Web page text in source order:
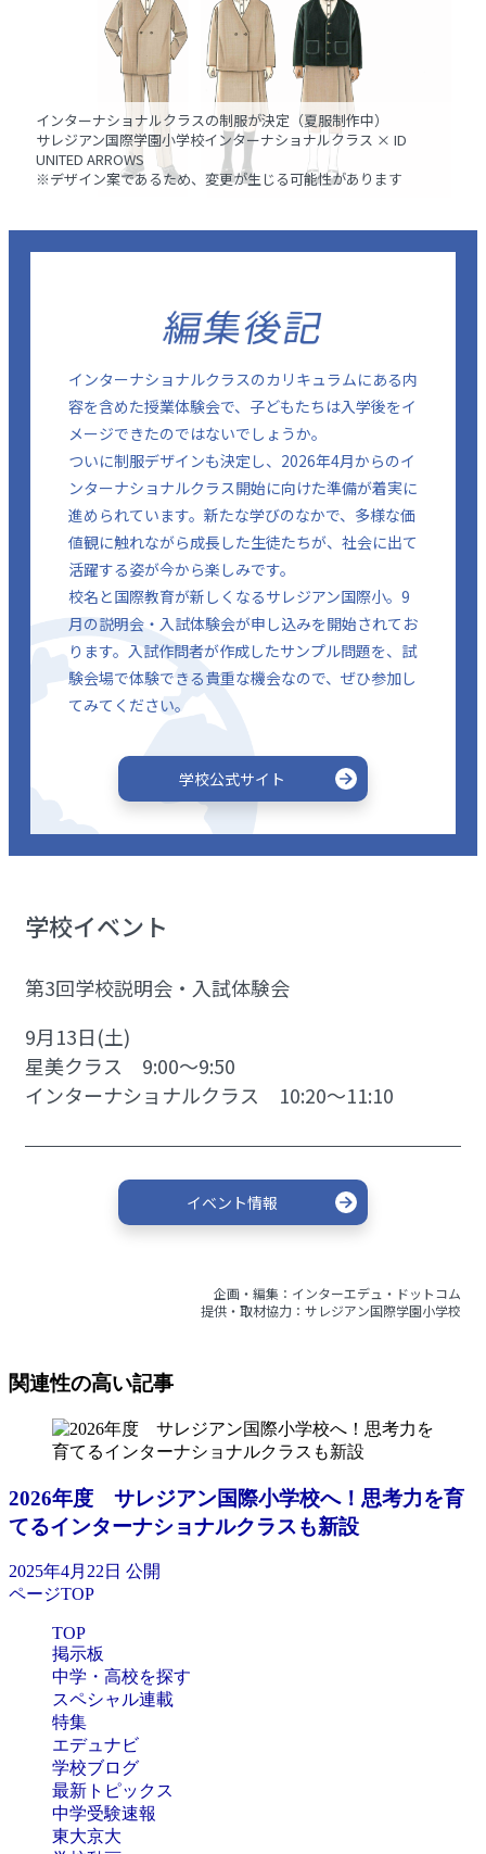
インターナショナルクラスの制服が決定（夏服制作中）
サレジアン国際学園小学校インターナショナルクラス × ID
UNITED ARROWS
※デザイン案であるため、変更が生じる可能性があります
インターナショナルクラスのカリキュラムにある内
容を含めた授業体験会で、子どもたちは入学後をイ
メージできたのではないでしょうか。
ついに制服デザインも決定し、2026年4月からのイ
ンターナショナルクラス開始に向けた準備が着実に
進められています。新たな学びのなかで、多様な価
値観に触れながら成長した生徒たちが、社会に出て
活躍する姿が今から楽しみです。
校名と国際教育が新しくなるサレジアン国際小。9
月の説明会・入試体験会が申し込みを開始されてお
ります。入試作問者が作成したサンプル問題を、試
験会場で体験できる貴重な機会なので、ぜひ参加し
てみてください。
学校公式サイト
学校イベント
第3回学校説明会・入試体験会
9月13日(土)
星美クラス 9:00～9:50
インターナショナルクラス 10:20〜11:10
イベント情報
企画・編集：インターエデュ・ドットコム
提供・取材協力：サレジアン国際学園小学校
関連性の高い記事
2026年度 サレジアン国際小学校へ！思考力を育
てるインターナショナルクラスも新設
2025年4月22日 公開
ページTOP
TOP
掲示板
中学・高校を探す
スペシャル連載
特集
エデュナビ
学校ブログ
最新トピックス
中学受験速報
東大京大